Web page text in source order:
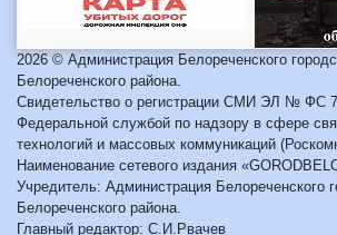
2026 © Администрация Белореченского
Белореченского района.
Свидетельство о регистрации СМИ ЭЛ № ФС
Федеральной службой по надзору в сфере
технологий и массовых коммуникаций
Наименование сетевого издания
Учредитель: Администрация Белореченского
Белореченского района.
Главный редактор: С.И.Рвачев